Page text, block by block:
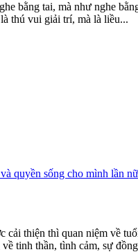
bằng tai, mà như nghe
thú vui giải trí, mà là liều...
quyền sống cho mình lần
cải thiện thì quan niệm về
tinh thần, tình cảm, sự